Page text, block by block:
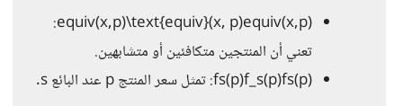
equiv(x,p)\text{equiv}(x, p)equiv(x,p):
تعني أن المنتجين متكافئين أو متشابهين.
fs(p)f_s(p)fs​(p): تمثل سعر المنتج p عند البائع s.